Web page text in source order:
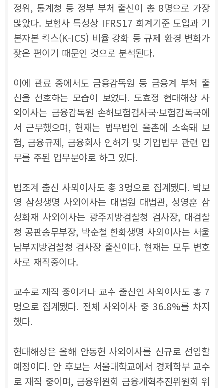
정위, 통계청 등 정부 부처 출신이 총 8명으로 가장
많았다. 보험사 특성상 IFRS17 회계기준 도입과 기
본자본 킥스(K-ICS) 비율 강화 등 규제 환경 변화가
잦은 편이기 때문인 것으로 분석된다.
이에 관료 중에서도 금융감독원 등 금융계 부처 출
신을 선호하는 모습이 보였다. 도효정 현대해상 사
외이사는 금융감독원 손해보험검사국·보험감독국에
서 근무했으며, 현재는 법무법인 율촌에 소속돼 보
험, 금융규제, 금융회사 인허가 및 기업법무 관련 업
무를 주된 업무분야로 하고 있다.
법조계 출신 사외이사도 총 3명으로 집계됐다. 박보
영 삼성생명 사외이사는 대법원 대법관, 성영훈 삼
성화재 사외이사는 광주지방검찰청 검사장, 대검찰
청 공판송무부장, 박순철 한화생명 사외이사는 서울
남부지방검찰청 검사장 출신이다. 현재는 모두 변호
사로 재직중이다.
교수로 재직 중이거나 교수 출신인 사외이사도 총 7
명으로 집계됐다. 전체 사외이사 중 36.8%를 차지
했다.
현대해상은 올해 안동현 사외이사를 신규로 선임할
예정이다. 안 후보는 서울대학교에서 경제학부 교수
로 재직 중이며, 금융위원회 금융개혁추진위원회 위